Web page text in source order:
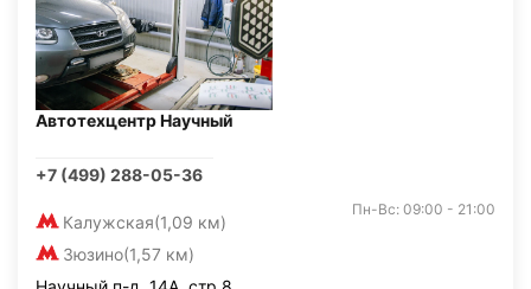
Автотехцентр Научный
+7 (499) 288-05-36
Калужская(1,09 км)
Зюзино(1,57 км)
Пн-Вс: 09:00 - 21:00